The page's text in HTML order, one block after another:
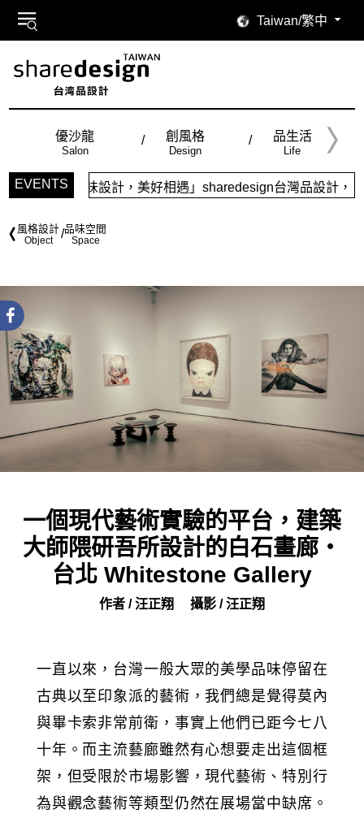
Taiwan/繁中
優沙龍
Salon
創風格
Design
品生活
Life
EVENTS
味設計，美好相遇」sharedesign台灣品設計，五大特色主題
風格設計
Object
品味空間
Space
一個現代藝術實驗的平台，建築
大師隈研吾所設計的白石畫廊・
台北 Whitestone Gallery
作者 / 汪正翔 攝影 / 汪正翔
一直以來，台灣一般大眾的美學品味停留在
古典以至印象派的藝術，我們總是覺得莫內
與畢卡索非常前衛，事實上他們已距今七八
十年。而主流藝廊雖然有心想要走出這個框
架，但受限於市場影響，現代藝術、特別行
為與觀念藝術等類型仍然在展場當中缺席。